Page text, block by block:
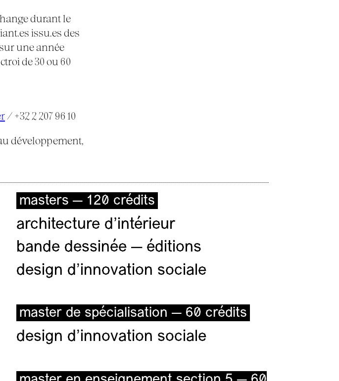
durant le
issu.es des
une année
de 30 ou 60
/ +32 2 207 96 10
développement,
masters — 120 crédits
architecture d’intérieur
bande dessinée — éditions
design d'innovation sociale
master de spécialisation — 60 crédits
design d'innovation sociale